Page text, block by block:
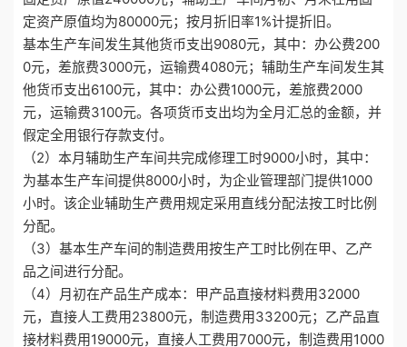
定资产原值均为80000元；按月折旧率1%计提折旧。
基本生产车间发生其他货币支出9080元，其中：办公费200
0元，差旅费3000元，运输费4080元；辅助生产车间发生其
他货币支出6100元，其中：办公费1000元，差旅费2000
元，运输费3100元。各项货币支出均为全月汇总的金额，并
假定全用银行存款支付。
（2）本月辅助生产车间共完成修理工时9000小时，其中：
为基本生产车间提供8000小时，为企业管理部门提供1000
小时。该企业辅助生产费用规定采用直线分配法按工时比例
分配。
（3）基本生产车间的制造费用按生产工时比例在甲、乙产
品之间进行分配。
（4）月初在产品生产成本：甲产品直接材料费用32000
元，直接人工费用23800元，制造费用33200元；乙产品直
接材料费用19000元，直接人工费用7000元，制造费用1000